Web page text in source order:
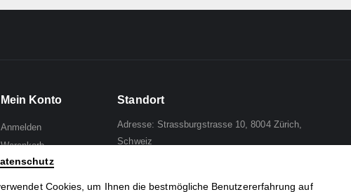
Mein Konto
Anmelden
Warenkorb
Wunschliste
Zur Kasse
Standort
Adresse: Strassburgstrasse 10, 8004 Zürich,
Schweiz
Tel: +41 44 241 96 95
Cookies, um Ihnen die bestmögliche Benutzererfahrung auf